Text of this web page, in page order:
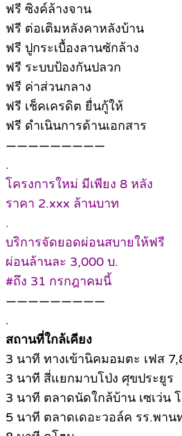
ฟรี ซิงค์ล้างจาน
ฟรี ต่อเติมหลังคาหลังบ้าน
ฟรี ปูกระเบื้องลานซักล้าง
ฟรี ระบบป้องกันปลวก
ฟรี ค่าส่วนกลาง
ฟรี เช็คเครดิต ยื่นกู้ให้
ฟรี ดำเนินการด้านเอกสาร
—————————
.
โครงการใหม่ มีเพียง 8 หลัง
ราคา 2.xxx ล้านบาท
.
บริการจัดยอดผ่อนสบายให้ฟรี
ผ่อนล้านละ 3,000 บ.
#ถึง 31 กรกฎาคมนี้
—————————
.
สถานที่ใกล้เคียง
3 นาที ทางเข้านิคมอมตะ เฟส
3 นาที สี่แยกมาบโป่ง ศุขประยูร
3 นาที ตลาดนัดใกล้บ้าน เซเว่น
5 นาที ตลาดเดอะวอล์ค รร.พาน